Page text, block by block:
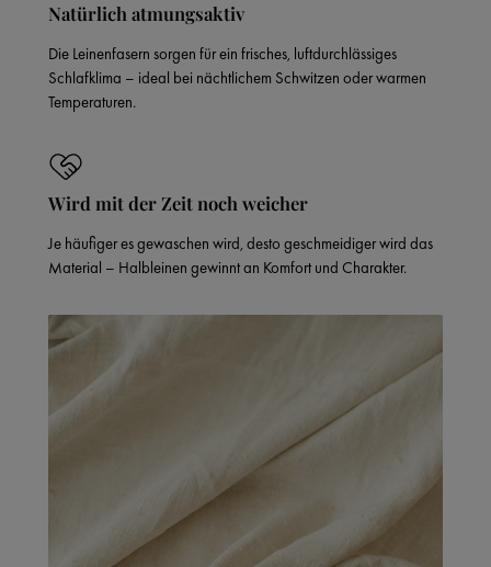
Natürlich atmungsaktiv
Die Leinenfasern sorgen für ein frisches, luftdurchlässiges
Schlafklima – ideal bei nächtlichem Schwitzen oder warmen
Temperaturen.
Wird mit der Zeit noch weicher
Je häufiger es gewaschen wird, desto geschmeidiger wird das
Material – Halbleinen gewinnt an Komfort und Charakter.